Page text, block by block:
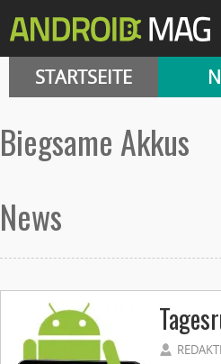
STARTSEITE
biegsame Akkus
News